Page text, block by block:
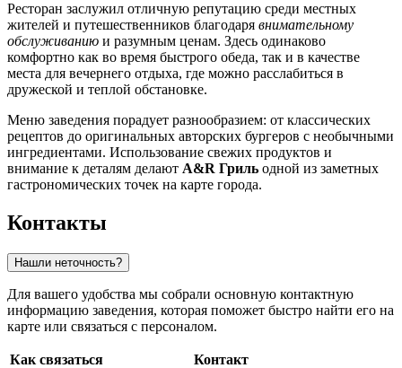
Ресторан заслужил отличную репутацию среди местных
жителей и путешественников благодаря внимательному
обслуживанию и разумным ценам. Здесь одинаково
комфортно как во время быстрого обеда, так и в качестве
места для вечернего отдыха, где можно расслабиться в
дружеской и теплой обстановке.
Меню заведения порадует разнообразием: от классических
рецептов до оригинальных авторских бургеров с необычными
ингредиентами. Использование свежих продуктов и
внимание к деталям делают A&R Гриль одной из заметных
гастрономических точек на карте города.
Контакты
Нашли неточность?
Для вашего удобства мы собрали основную контактную
информацию заведения, которая поможет быстро найти его на
карте или связаться с персоналом.
Как связаться
Контакт